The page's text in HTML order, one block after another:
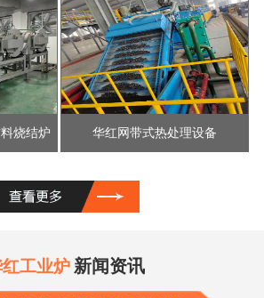
烧结炉 华红网带式热处理设备
工业炉新闻资讯